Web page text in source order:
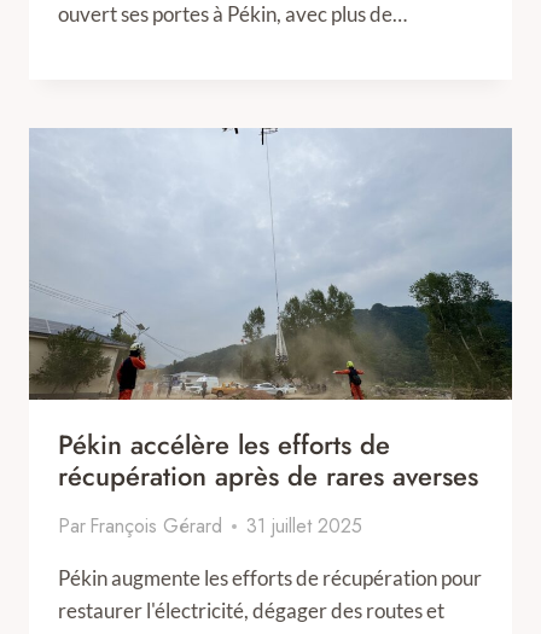
ouvert ses portes à Pékin, avec plus de…
Pékin accélère les efforts de
récupération après de rares averses
Par François Gérard 31 juillet 2025
Pékin augmente les efforts de récupération pour
restaurer l'électricité, dégager des routes et